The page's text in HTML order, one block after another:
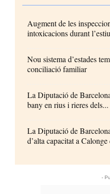
Augment de les
intoxicacions durant l’estiu
Nou sistema d’estades
conciliació familiar
La Diputació de
bany en rius i rieres dels...
La Diputació de
d’alta capacitat a Calonge
-